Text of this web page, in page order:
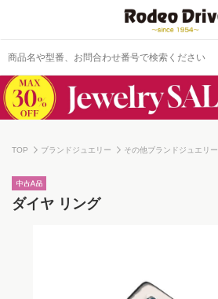
TOP ブランドジュエリー その他ブランドジュエリー
ダイヤ リング